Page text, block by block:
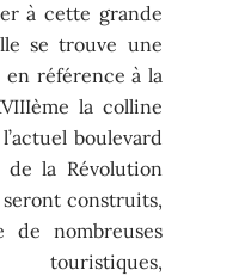
à cette grande
se trouve une
en référence à la
la colline
boulevard
de la Révolution
seront construits,
de nombreuses